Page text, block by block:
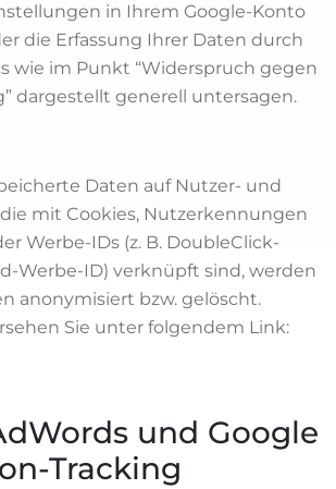
in Ihrem Google-Konto
die Erfassung Ihrer Daten durch
wie im Punkt “Widerspruch gegen
dargestellt generell untersagen.
Daten auf Nutzer- und
mit Cookies, Nutzerkennungen
Werbe-IDs (z. B. DoubleClick-
Werbe-ID) verknüpft sind, werden
anonymisiert bzw. gelöscht.
Sie unter folgendem Link:
und Google
Tracking